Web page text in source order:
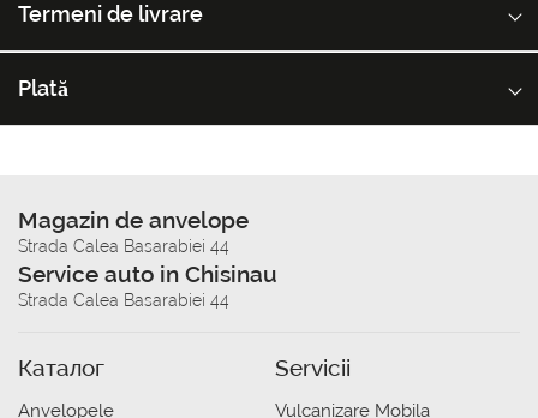
Termeni de livrare
Plată
Magazin de anvelope
Strada Calea Basarabiei 44
Service auto in Chisinau
Strada Calea Basarabiei 44
Каталог
Anvelopele
Servicii
Vulcanizare Mobila